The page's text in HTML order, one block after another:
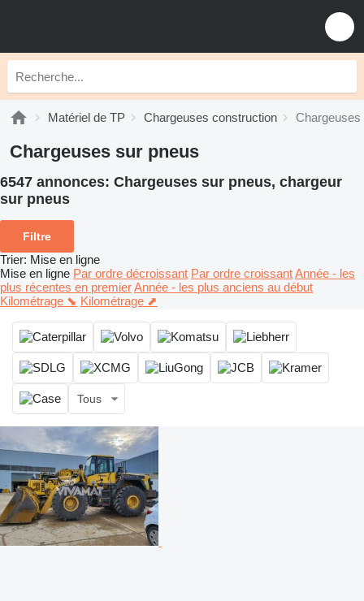
Matériel de TP Chargeuses construction Chargeuses
Chargeuses sur pneus
6547 annonces: Chargeuses sur pneus, chargeur
sur pneus
Filtre
Trier: Mise en ligne
Mise en ligne Par ordre décroissant Par ordre croissantAnnée - les
plus récentes en premierAnnée - les plus anciens au début
Kilométrage ⬊ Kilométrage ⬈
Tous